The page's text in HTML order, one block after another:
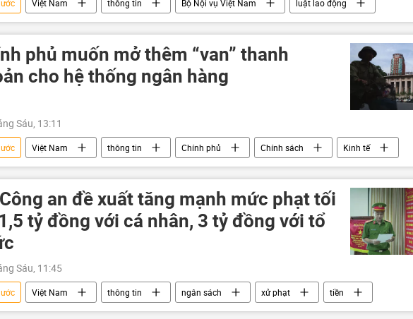
Việt Nam thông tin Bộ Nội vụ Việt Nam
luật lao động
lao động
người lao động năng suất lao động Quốc hội
phủ muốn mở thêm “van” thanh
cho hệ thống ngân hàng
Sáu, 13:11
Việt Nam thông tin Chính phủ Chính sách
Kinh tế
phát triển kinh tế
tăng trưởng kinh tế ngân sách
ngân hàng
Nhà nướcan đề xuất tăng mạnh mức phạt tối
tỷ đồng với cá nhân, 3 tỷ đồng với tổ
Sáu, 11:45
Việt Nam thông tin ngân sách xử phạt
tiền
an Việt Nam